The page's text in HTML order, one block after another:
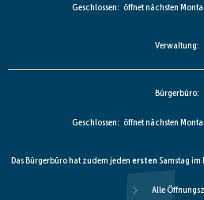
Klicken, um weitere Öffnungs- oder
Geschlossen: öffnet nächsten
Verwaltung:
Bürgerbüro:
Klicken, um weitere Öffnungs- oder
Geschlossen: öffnet nächsten
Das Bürgerbüro hat zudem jeden erstenSamstag
Alle